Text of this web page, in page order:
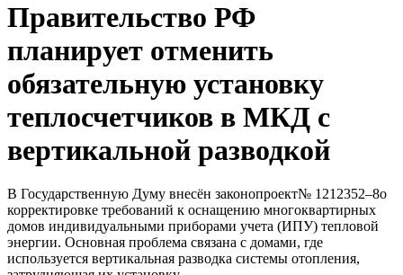
Правительство РФ
планирует отменить
обязательную установку
теплосчетчиков в МКД с
вертикальной разводкой
В Государственную Думу внесён законопроект№ 1212352–8о
корректировке требований к оснащению многоквартирных
домов индивидуальными приборами учета (ИПУ) тепловой
энергии. Основная проблема связана с домами, где
используется вертикальная разводка системы отопления,